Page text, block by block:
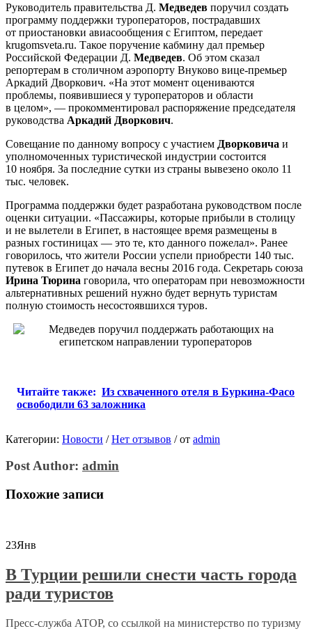
Руководитель правительства Д. Медведев поручил создать
программу поддержки туроператоров, пострадавших
от приостановки авиасообщения с Египтом, передает
krugomsveta.ru. Такое поручение кабмину дал премьер
Российской Федерации Д. Медведев. Об этом сказал
репортерам в столичном аэропорту Внуково вице-премьер
Аркадий Дворкович. «На этот момент оцениваются
проблемы, появившиеся у туроператоров и области
в целом», — прокомментировал распоряжение председателя
руководства Аркадий Дворкович.
Совещание по данному вопросу с участием Дворковича и
уполномоченных туристической индустрии состоится
10 ноября. За последние сутки из страны вывезено около 11
тыс. человек.
Программа поддержки будет разработана руководством после
оценки ситуации. «Пассажиры, которые прибыли в столицу
и не вылетели в Египет, в настоящее время размещены в
разных гостиницах — это те, кто данного пожелал». Ранее
говорилось, что жители России успели приобрести 140 тыс.
путевок в Египет до начала весны 2016 года. Секретарь союза
Ирина Тюрина говорила, что операторам при невозможности
альтернативных решений нужно будет вернуть туристам
полную стоимость несостоявшихся туров.
Читайте также: Из схваченного отеля в Буркина-Фасо
освободили 63 заложника
Категории: Новости / Нет отзывов /от admin
Post Author: admin
Похожие записи
23Янв
В Турции решили снести часть города
ради туристов
Пресс-служба АТОР, со ссылкой на министерство по туризму